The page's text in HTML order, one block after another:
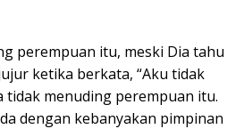
perempuan itu, meski Dia tahu
ketika berkata, “Aku tidak
tidak menuding perempuan itu.
dengan kebanyakan pimpinan